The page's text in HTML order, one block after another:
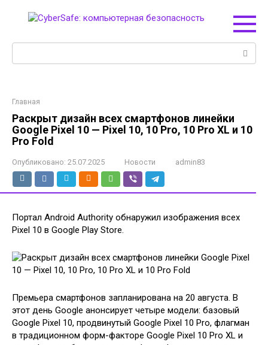
Главная
Раскрыт дизайн всех смартфонов линейки
Google Pixel 10 — Pixel 10, 10 Pro, 10 Pro XL и 10
Pro Fold
Опубликовано: 25.07.2025 Новости admin83
Портал Android Authority обнаружил изображения всех
Pixel 10 в Google Play Store.
Премьера смартфонов запланирована на 20 августа. В
этот день Google анонсирует четыре модели: базовый
Google Pixel 10, продвинутый Google Pixel 10 Pro, флагман
в традиционном форм-факторе Google Pixel 10 Pro XL и